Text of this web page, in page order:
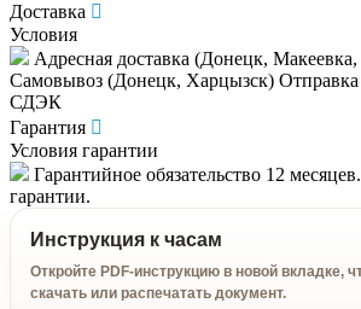
Доставка
Условия
Адресная доставка (Донецк,
Самовывоз (Донецк, Харцызск)
СДЭК
Гарантия
Условия гарантии
Гарантийное обязательство 12
гарантии.
Инструкция к часам
Откройте PDF-инструкцию в новой вкладке,
скачать или распечатать документ.